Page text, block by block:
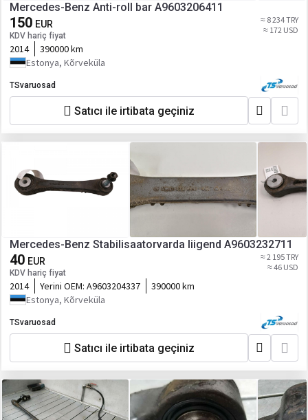
Mercedes-Benz Anti-roll bar A9603206411
150 EUR
KDV hariç fiyat
≈ 8 234 TRY
≈ 172 USD
2014
390000 km
Estonya, Kõrveküla
TSvaruosad
Satıcı ile irtibata geçiniz
Mercedes-Benz Stabilisaatorvarda liigend A9603232711
40 EUR
KDV hariç fiyat
≈ 2 195 TRY
≈ 46 USD
2014 Yerini OEM: A9603204337
390000 km
Estonya, Kõrveküla
TSvaruosad
Satıcı ile irtibata geçiniz